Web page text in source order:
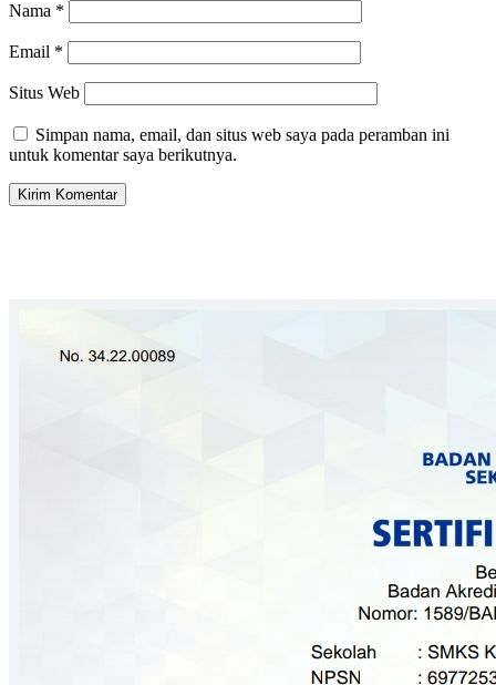
Nama *
Email *
Situs Web
Simpan nama, email, dan situs web saya pada peramban ini
untuk komentar saya berikutnya.